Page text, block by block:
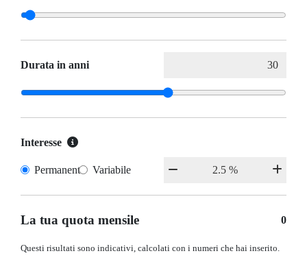
Durata in anni
Interesse
Permanente Variabile
La tua quota mensile 0
Questi risultati sono indicativi, calcolati con i numeri che hai inserito.